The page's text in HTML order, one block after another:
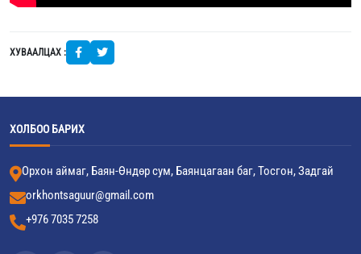
ХУВААЛЦАХ :
ХОЛБОО БАРИХ
Орхон аймаг, Баян-Өндөр сум, Баянцагаан баг, Тосгон, Задгай
orkhontsaguur@gmail.com
+976 7035 7258